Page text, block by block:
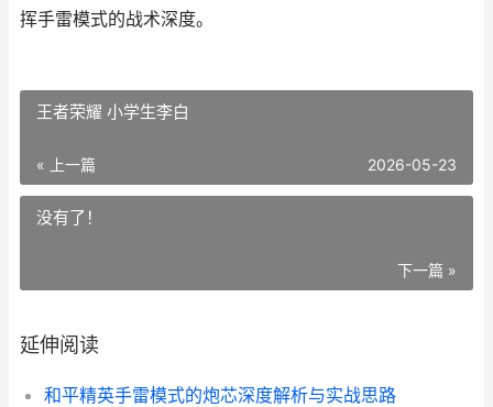
挥手雷模式的战术深度。
王者荣耀 小学生李白
« 上一篇 2026-05-23
没有了！
下一篇 »
延伸阅读
和平精英手雷模式的炮芯深度解析与实战思路